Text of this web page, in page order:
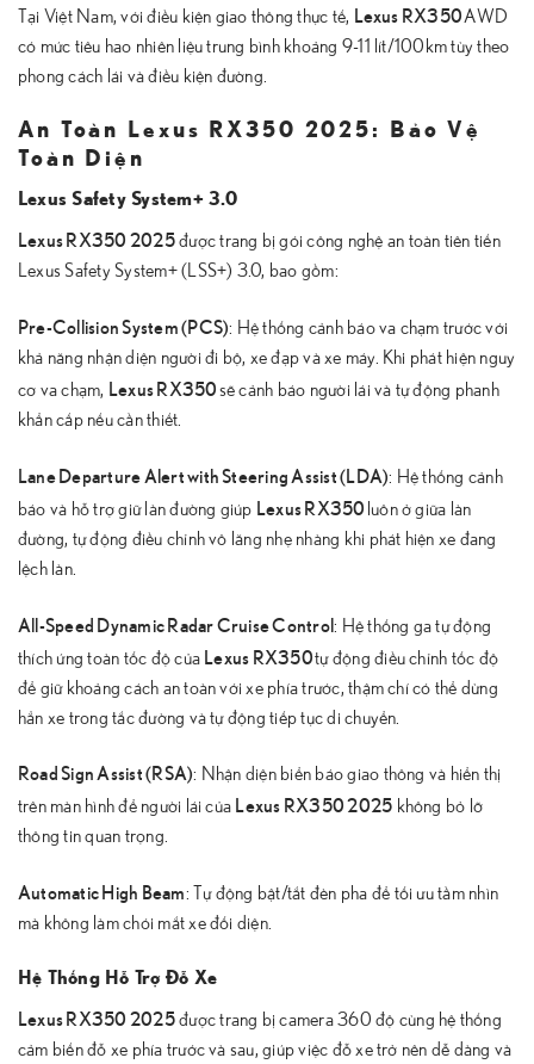
Tại Việt Nam, với điều kiện giao thông thực tế, Lexus RX350AWD
có mức tiêu hao nhiên liệu trung bình khoảng 9-11 lít/100km tùy theo
phong cách lái và điều kiện đường.
An Toàn Lexus RX350 2025: Bảo Vệ
Toàn Diện
Lexus Safety System+ 3.0
Lexus RX350 2025được trang bị gói công nghệ an toàn tiên tiến
Lexus Safety System+ (LSS+) 3.0, bao gồm:
Pre-Collision System (PCS): Hệ thống cảnh báo va chạm trước với
khả năng nhận diện người đi bộ, xe đạp và xe máy. Khi phát hiện nguy
cơ va chạm, Lexus RX350sẽ cảnh báo người lái và tự động phanh
khẩn cấp nếu cần thiết.
Lane Departure Alert with Steering Assist (LDA): Hệ thống cảnh
báo và hỗ trợ giữ làn đường giúp Lexus RX350 luôn ở giữa làn
đường, tự động điều chỉnh vô lăng nhẹ nhàng khi phát hiện xe đang
lệch làn.
All-Speed Dynamic Radar Cruise Control: Hệ thống ga tự động
thích ứng toàn tốc độ của Lexus RX350tự động điều chỉnh tốc độ
để giữ khoảng cách an toàn với xe phía trước, thậm chí có thể dừng
hẳn xe trong tắc đường và tự động tiếp tục di chuyển.
Road Sign Assist (RSA): Nhận diện biển báo giao thông và hiển thị
trên màn hình để người lái của Lexus RX350 2025 không bỏ lỡ
thông tin quan trọng.
Automatic High Beam: Tự động bật/tắt đèn pha để tối ưu tầm nhìn
mà không làm chói mắt xe đối diện.
Hệ Thống Hỗ Trợ Đỗ Xe
Lexus RX350 2025được trang bị camera 360 độ cùng hệ thống
cảm biến đỗ xe phía trước và sau, giúp việc đỗ xe trở nên dễ dàng và